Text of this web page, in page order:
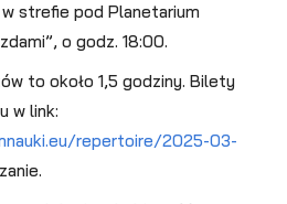
strefie pod Planetarium
o godz. 18:00.
to około 1,5 godziny. Bilety
w link:
repertoire/2025-03-